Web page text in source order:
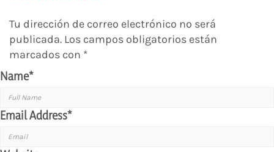
Tu dirección de correo electrónico no será
publicada. Los campos obligatorios están
marcados con *
Name*
Email Address*